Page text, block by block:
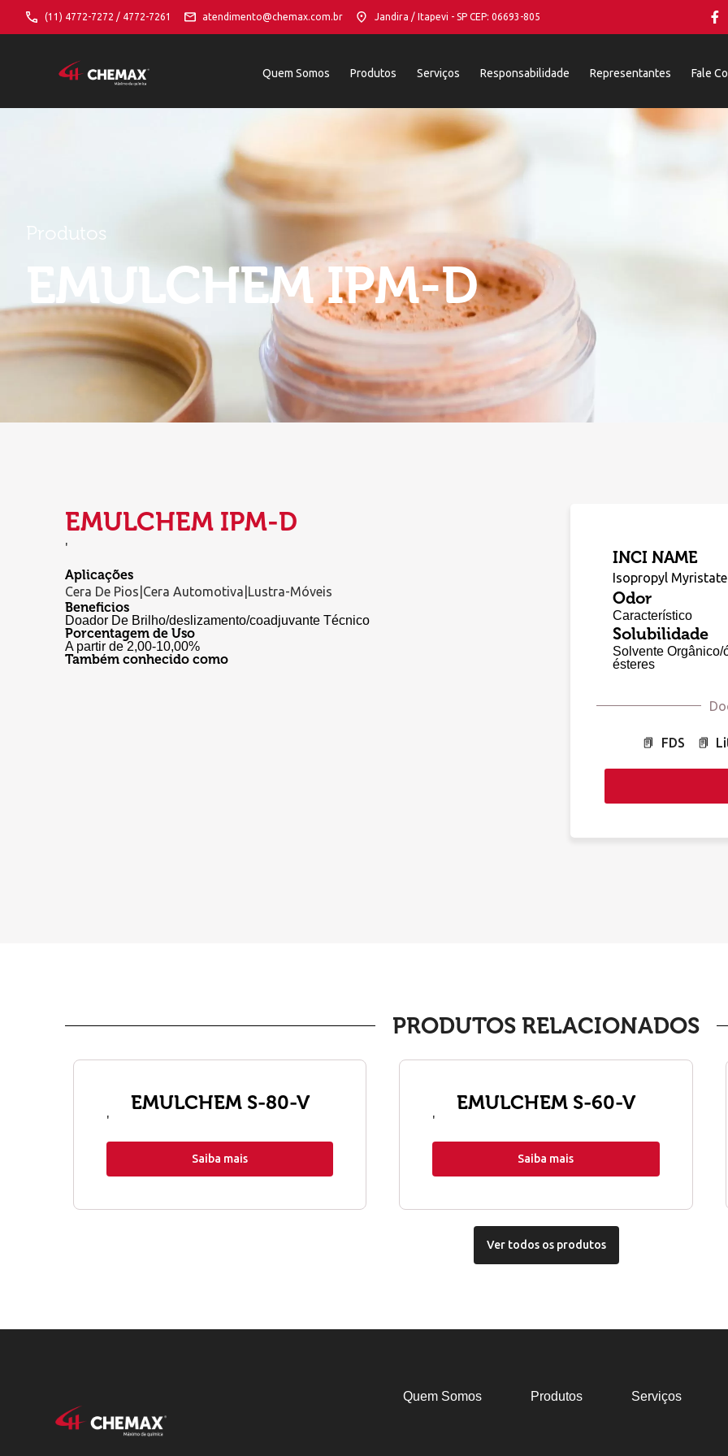
(11) 4772-7272 / 4772-7261 atendimento@chemax.com.br Jandira / Itapevi - SP CEP: 06693-805
Quem Somos Produtos Serviços Responsabilidade Representantes Fale
Produtos
EMULCHEM IPM-D
EMULCHEM IPM-D
'
Aplicações
Cera De Pios|Cera Automotiva|Lustra-Móveis
Beneficios
Doador De Brilho/deslizamento/coadjuvante Técnico
Porcentagem de Uso
A partir de 2,00-10,00%
Também conhecido como
INCI NAME
Isopropyl Myristate
Odor
Característico
Solubilidade
Solvente Orgânico/
ésteres
FDS
PRODUTOS RELACIONADOS
EMULCHEM S-80-V
'
Saiba mais
EMULCHEM S-60-V
'
Saiba mais
Ver todos os produtos
Quem Somos Produtos Serviços